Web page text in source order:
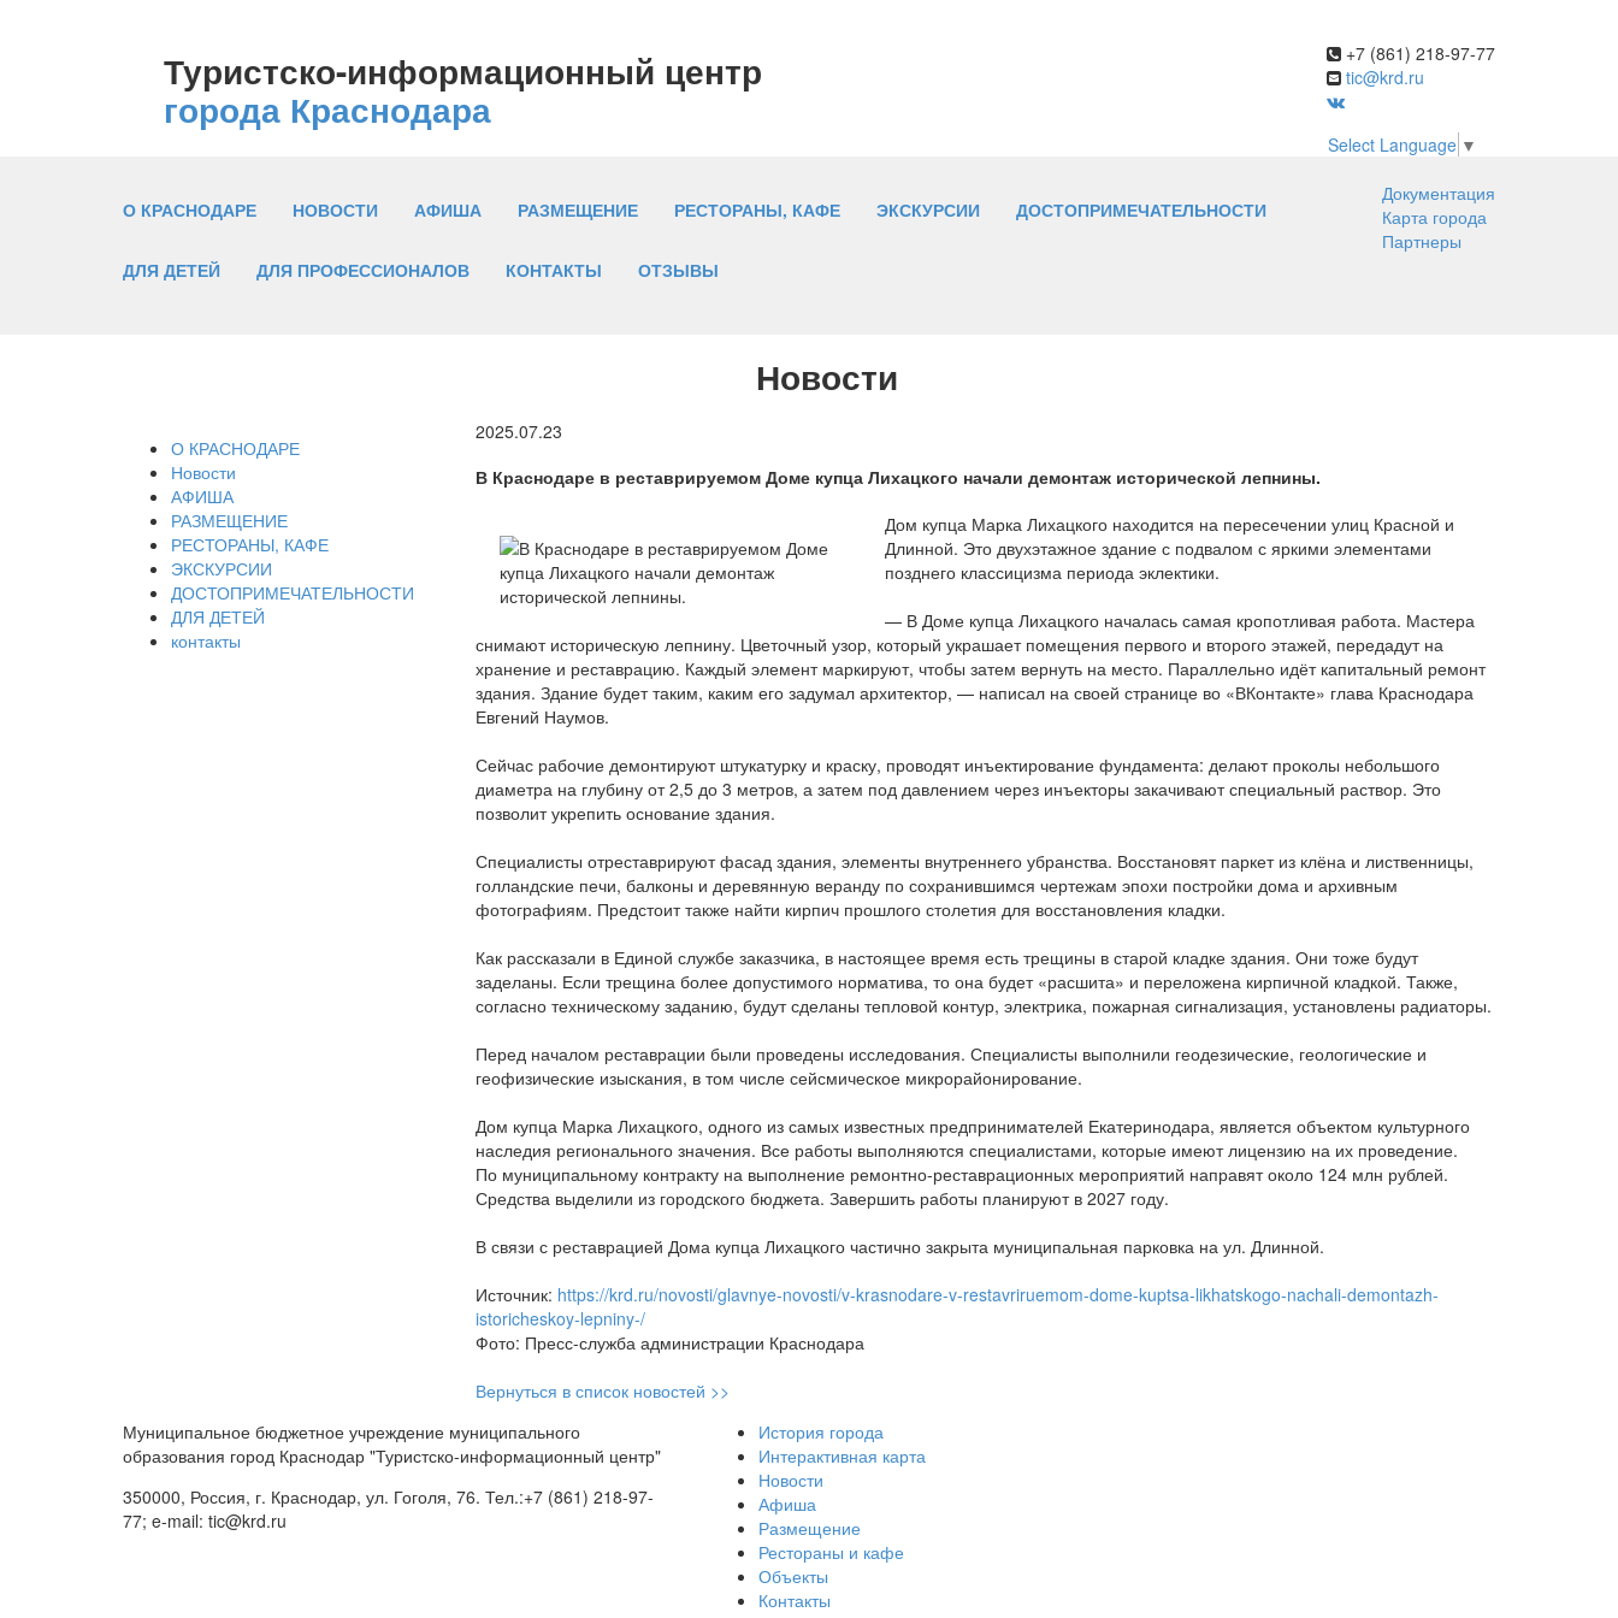
Туристско-информационный центр
города Краснодара
+7 (861) 218-97-77
tic@krd.ru
Select Language ▼
О КРАСНОДАРЕ НОВОСТИ АФИША РАЗМЕЩЕНИЕ РЕСТОРАНЫ, КАФЕ ЭКСКУРСИИ ДОСТОПРИМЕЧАТЕЛЬНОСТИ
ДЛЯ ДЕТЕЙ ДЛЯ ПРОФЕССИОНАЛОВ КОНТАКТЫ ОТЗЫВЫ
Документация
Карта города
Партнеры
Новости
О КРАСНОДАРЕ
Новости
АФИША
РАЗМЕЩЕНИЕ
РЕСТОРАНЫ, КАФЕ
ЭКСКУРСИИ
ДОСТОПРИМЕЧАТЕЛЬНОСТИ
ДЛЯ ДЕТЕЙ
контакты
2025.07.23
В Краснодаре в реставрируемом Доме купца Лихацкого начали демонтаж исторической лепнины.
Дом купца Марка Лихацкого находится на пересечении улиц Красной и
Длинной. Это двухэтажное здание с подвалом с яркими элементами
позднего классицизма периода эклектики.
— В Доме купца Лихацкого началась самая кропотливая работа. Мастера
снимают историческую лепнину. Цветочный узор, который украшает помещения первого и второго этажей, передадут на
хранение и реставрацию. Каждый элемент маркируют, чтобы затем вернуть на место. Параллельно идёт капитальный ремонт
здания. Здание будет таким, каким его задумал архитектор, — написал на своей странице во «ВКонтакте» глава Краснодара
Евгений Наумов.
Сейчас рабочие демонтируют штукатурку и краску, проводят инъектирование фундамента: делают проколы небольшого
диаметра на глубину от 2,5 до 3 метров, а затем под давлением через инъекторы закачивают специальный раствор. Это
позволит укрепить основание здания.
Специалисты отреставрируют фасад здания, элементы внутреннего убранства. Восстановят паркет из клёна и лиственницы,
голландские печи, балконы и деревянную веранду по сохранившимся чертежам эпохи постройки дома и архивным
фотографиям. Предстоит также найти кирпич прошлого столетия для восстановления кладки.
Как рассказали в Единой службе заказчика, в настоящее время есть трещины в старой кладке здания. Они тоже будут
заделаны. Если трещина более допустимого норматива, то она будет «расшита» и переложена кирпичной кладкой. Также,
согласно техническому заданию, будут сделаны тепловой контур, электрика, пожарная сигнализация, установлены радиаторы.
Перед началом реставрации были проведены исследования. Специалисты выполнили геодезические, геологические и
геофизические изыскания, в том числе сейсмическое микрорайонирование.
Дом купца Марка Лихацкого, одного из самых известных предпринимателей Екатеринодара, является объектом культурного
наследия регионального значения. Все работы выполняются специалистами, которые имеют лицензию на их проведение.
По муниципальному контракту на выполнение ремонтно-реставрационных мероприятий направят около 124 млн рублей.
Средства выделили из городского бюджета. Завершить работы планируют в 2027 году.
В связи с реставрацией Дома купца Лихацкого частично закрыта муниципальная парковка на ул. Длинной.
Источник: https://krd.ru/novosti/glavnye-novosti/v-krasnodare-v-restavriruemom-dome-kuptsa-likhatskogo-nachali-demontazh-
istoricheskoy-lepniny-/
Фото: Пресс-служба администрации Краснодара
Вернуться в список новостей >>
История города
Интерактивная карта
Новости
Афиша
Размещение
Рестораны и кафе
Объекты
Контакты
Муниципальное бюджетное учреждение муниципального
образования город Краснодар "Туристско-информационный центр"
350000, Россия, г. Краснодар, ул. Гоголя, 76. Тел.:+7 (861) 218-97-
77; e-mail: tic@krd.ru